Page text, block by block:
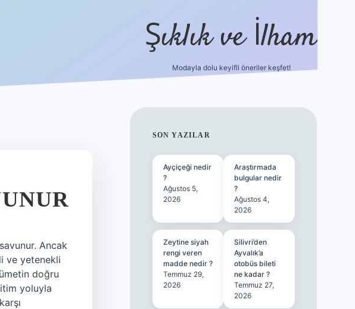
Şıklık ve İlham
Modayla dolu keyifli öneriler keşfet!
Ancak
ve yetenekli
doğru
yoluyla
SIDEBAR
SON YAZILAR
Ayçiçeği nedir
?
Ağustos 5,
2026
Araştırmada
bulgular nedir
?
Ağustos 4,
2026
Zeytine siyah
rengi veren
madde nedir ?
Temmuz 29,
2026
Silivri’den
Ayvalık’a
otobüs bileti
ne kadar ?
Temmuz 27,
2026
https://ilbetgir.net/